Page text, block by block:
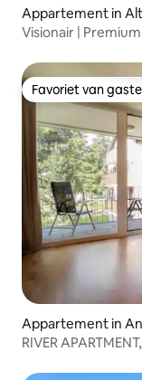
Appartement in
Visionair |
Favoriet van
Favoriet van
Appartement in
RIVER